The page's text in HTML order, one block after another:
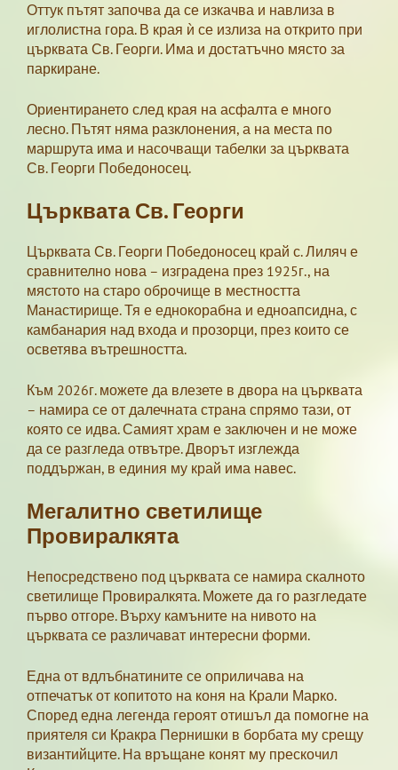
Оттук пътят започва да се изкачва и навлиза в
иглолистна гора. В края ѝ се излиза на открито при
църквата Св. Георги. Има и достатъчно място за
паркиране.
Ориентирането след края на асфалта е много
лесно. Пътят няма разклонения, а на места по
маршрута има и насочващи табелки за църквата
Св. Георги Победоносец.
Църквата Св. Георги
Църквата Св. Георги Победоносец край с. Лиляч е
сравнително нова – изградена през 1925г., на
мястото на старо оброчище в местността
Манастирище. Тя е еднокорабна и едноапсидна, с
камбанария над входа и прозорци, през които се
осветява вътрешността.
Към 2026г. можете да влезете в двора на църквата
– намира се от далечната страна спрямо тази, от
която се идва. Самият храм е заключен и не може
да се разгледа отвътре. Дворът изглежда
поддържан, в единия му край има навес.
Мегалитно светилище
Провиралкята
Непосредствено под църквата се намира скалното
светилище Провиралкята. Можете да го разгледате
първо отгоре. Върху камъните на нивото на
църквата се различават интересни форми.
Една от вдлъбнатините се оприличава на
отпечатък от копитото на коня на Крали Марко.
Според една легенда героят отишъл да помогне на
приятеля си Кракра Пернишки в борбата му срещу
византийците. На връщане конят му прескочил